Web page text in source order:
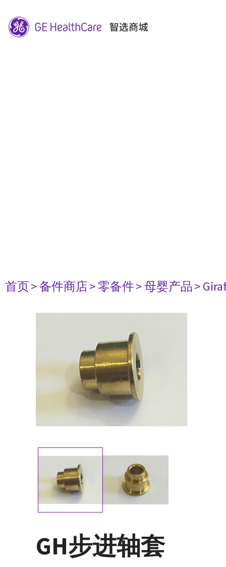
首页> 备件商店> 零备件> 母婴产品>
GH步进轴套